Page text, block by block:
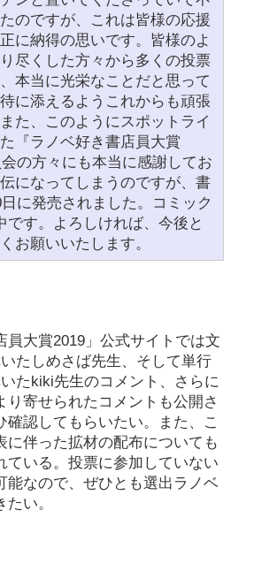
のですが、これは皆様の応援
に納得の思いです。皆様のよ
尽くした方々から多くの投票
本当に光栄なことだと思って
に添えるようこれからも頑張
た、このようにスポットライ
『ラノベ好き書店員大賞
の方々にも本当に感謝してお
になってしまうのですが、書
に発売されました。コミック
です。よろしければ、今後と
お願いいたします。
員大賞2019」公式サイトでは文
たしめさば先生、そして単行
たkiki先生のコメント、さらに
り寄せられたコメントも公開さ
確認してもらいたい。また、こ
に伴った拡材の配布についても
ている。投票に参加していない
能なので、ぜひとも選出ラノベ
い。